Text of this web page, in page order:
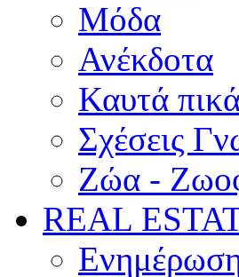
Μόδα
Ανέκδοτα
Καυτά
Σχέσεις
Ζώα -
REAL